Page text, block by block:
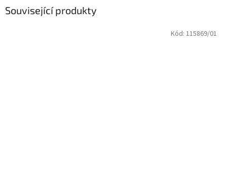
Související produkty
Kód: 115869/01